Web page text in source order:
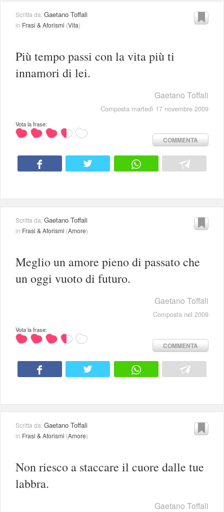
Scritta da:Gaetano Toffali
in Frasi & Aforismi (Vita)
Più tempo passi con la vita più ti
innamori di lei.
Gaetano Toffali
Composta martedì 17 novembre 2009
Vota la frase:
COMMENTA
Scritta da:Gaetano Toffali
in Frasi & Aforismi (Amore)
Meglio un amore pieno di passato che
un oggi vuoto di futuro.
Gaetano Toffali
Composta nel 2009
Vota la frase:
COMMENTA
Scritta da:Gaetano Toffali
in Frasi & Aforismi (Amore)
Non riesco a staccare il cuore dalle tue
labbra.
Gaetano Toffali